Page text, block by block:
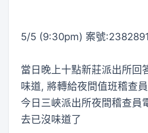
5/5 (9:30pm) 案號
當日晚上十點新莊派出所回
味道, 將轉給夜間值班稽查員
今日三峽派出所夜間稽查員
去已沒味道了